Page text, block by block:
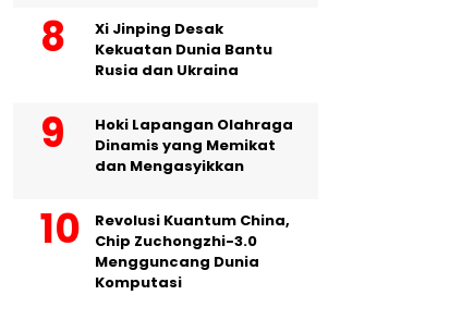
Xi Jinping Desak
Kekuatan Dunia Bantu
Rusia dan Ukraina
Hoki Lapangan Olahraga
Dinamis yang Memikat
dan Mengasyikkan
Revolusi Kuantum China,
Chip Zuchongzhi-3.0
Mengguncang Dunia
Komputasi